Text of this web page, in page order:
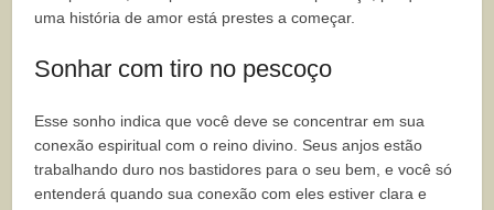
uma história de amor está prestes a começar.
Sonhar com tiro no pescoço
Esse sonho indica que você deve se concentrar em sua
conexão espiritual com o reino divino. Seus anjos estão
trabalhando duro nos bastidores para o seu bem, e você só
entenderá quando sua conexão com eles estiver clara e